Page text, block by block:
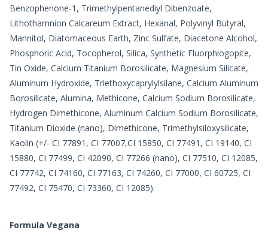
Benzophenone-1, Trimethylpentanediyl Dibenzoate,
Lithothamnion Calcareum Extract, Hexanal, Polyvinyl Butyral,
Mannitol, Diatomaceous Earth, Zinc Sulfate, Diacetone Alcohol,
Phosphoric Acid, Tocopherol, Silica, Synthetic Fluorphlogopite,
Tin Oxide, Calcium Titanium Borosilicate, Magnesium Silicate,
Aluminum Hydroxide, Triethoxycaprylylsilane, Calcium Aluminum
Borosilicate, Alumina, Methicone, Calcium Sodium Borosilicate,
Hydrogen Dimethicone, Aluminum Calcium Sodium Borosilicate,
Titanium Dioxide (nano), Dimethicone, Trimethylsiloxysilicate,
Kaolin (+/- CI 77891, CI 77007,CI 15850, CI 77491, CI 19140, CI
15880, CI 77499, CI 42090, CI 77266 (nano), CI 77510, CI 12085,
CI 77742, CI 74160, CI 77163, CI 74260, CI 77000, CI 60725, CI
77492, CI 75470, CI 73360, CI 12085).
Formula Vegana